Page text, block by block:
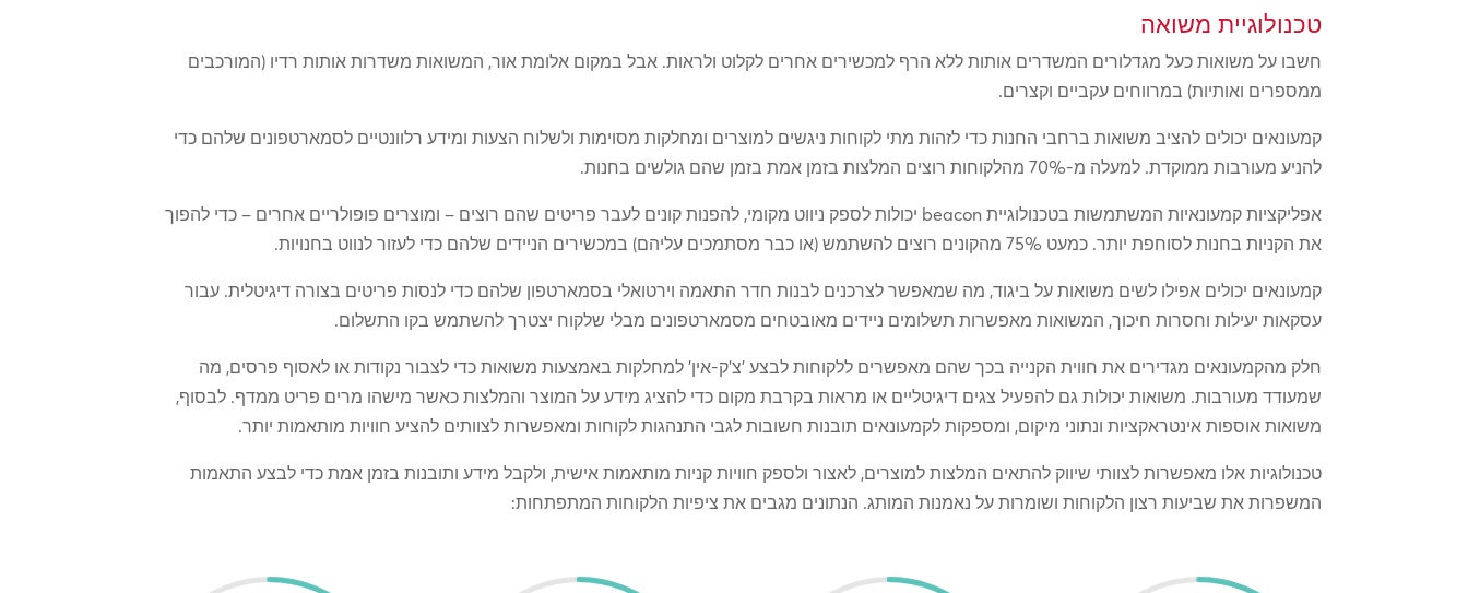
טכנולוגיית משואה
חשבו על משואות כעל מגדלורים המשדרים אותות ללא הרף למכשירים אחרים לקלוט ולראות. אבל במקום אלומת אור, המשואות משדרות אותות רדיו (המורכבים
ממספרים ואותיות) במרווחים עקביים וקצרים.
קמעונאים יכולים להציב משואות ברחבי החנות כדי לזהות מתי לקוחות ניגשים למוצרים ומחלקות מסוימות ולשלוח הצעות ומידע רלוונטיים לסמארטפונים שלהם כדי
להניע מעורבות ממוקדת. למעלה מ-70% מהלקוחות רוצים המלצות בזמן אמת בזמן שהם גולשים בחנות.
אפליקציות קמעונאיות המשתמשות בטכנולוגיית beacon יכולות לספק ניווט מקומי, להפנות קונים לעבר פריטים שהם רוצים – ומוצרים פופולריים אחרים – כדי להפוך
את הקניות בחנות לסוחפת יותר. כמעט 75% מהקונים רוצים להשתמש (או כבר מסתמכים עליהם) במכשירים הניידים שלהם כדי לעזור לנווט בחנויות.
קמעונאים יכולים אפילו לשים משואות על ביגוד, מה שמאפשר לצרכנים לבנות חדר התאמה וירטואלי בסמארטפון שלהם כדי לנסות פריטים בצורה דיגיטלית. עבור
עסקאות יעילות וחסרות חיכוך, המשואות מאפשרות תשלומים ניידים מאובטחים מסמארטפונים מבלי שלקוח יצטרך להשתמש בקו התשלום.
חלק מהקמעונאים מגדירים את חווית הקנייה בכך שהם מאפשרים ללקוחות לבצע 'צ'ק-אין' למחלקות באמצעות משואות כדי לצבור נקודות או לאסוף פרסים, מה
שמעודד מעורבות. משואות יכולות גם להפעיל צגים דיגיטליים או מראות בקרבת מקום כדי להציג מידע על המוצר והמלצות כאשר מישהו מרים פריט ממדף. לבסוף,
משואות אוספות אינטראקציות ונתוני מיקום, ומספקות לקמעונאים תובנות חשובות לגבי התנהגות לקוחות ומאפשרות לצוותים להציע חוויות מותאמות יותר.
טכנולוגיות אלו מאפשרות לצוותי שיווק להתאים המלצות למוצרים, לאצור ולספק חוויות קניות מותאמות אישית, ולקבל מידע ותובנות בזמן אמת כדי לבצע התאמות
המשפרות את שביעות רצון הלקוחות ושומרות על נאמנות המותג. הנתונים מגבים את ציפיות הלקוחות המתפתחות: